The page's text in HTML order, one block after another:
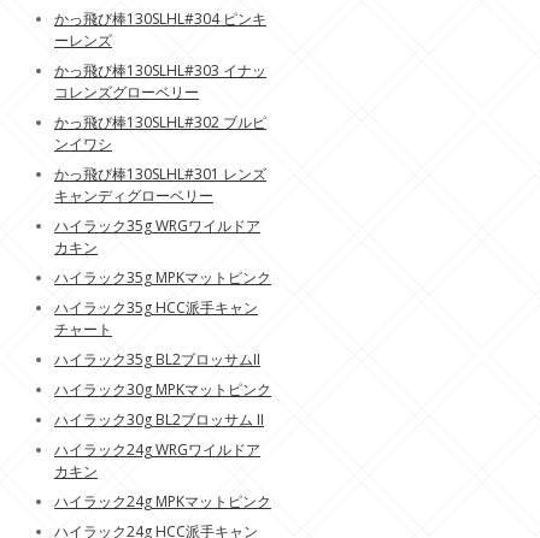
かっ飛び棒130SLHL#304 ピンキ
ーレンズ
かっ飛び棒130SLHL#303 イナッ
コレンズグローベリー
かっ飛び棒130SLHL#302 ブルピ
ンイワシ
かっ飛び棒130SLHL#301 レンズ
キャンディグローベリー
ハイラック35g WRGワイルドア
カキン
ハイラック35g MPKマットピンク
ハイラック35g HCC派手キャン
チャート
ハイラック35g BL2ブロッサムII
ハイラック30g MPKマットピンク
ハイラック30g BL2ブロッサム II
ハイラック24g WRGワイルドア
カキン
ハイラック24g MPKマットピンク
ハイラック24g HCC派手キャン